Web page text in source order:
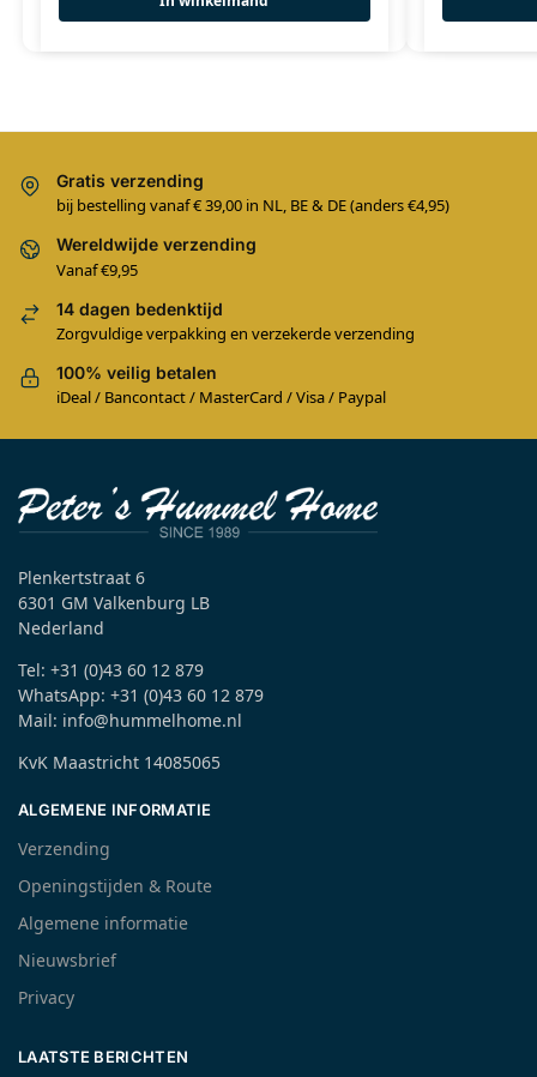
Gratis verzending
bij bestelling vanaf € 39,00 in NL, BE & DE (anders €4,95)
Wereldwijde verzending
Vanaf €9,95
14 dagen bedenktijd
Zorgvuldige verpakking en verzekerde verzending
100% veilig betalen
iDeal / Bancontact / MasterCard / Visa / Paypal
Plenkertstraat 6
6301 GM Valkenburg LB
Nederland
Tel: +31 (0)43 60 12 879
WhatsApp: +31 (0)43 60 12 879
Mail: info@hummelhome.nl
KvK Maastricht 14085065
ALGEMENE INFORMATIE
Verzending
Openingstijden & Route
Algemene informatie
Nieuwsbrief
Privacy
LAATSTE BERICHTEN